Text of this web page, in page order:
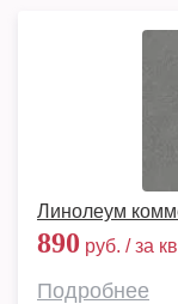
Линолеум
890 руб. / за
Подробнее